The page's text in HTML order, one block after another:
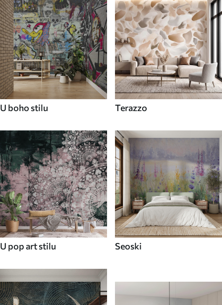
U boho stilu Terazzo
U pop art stilu Seoski